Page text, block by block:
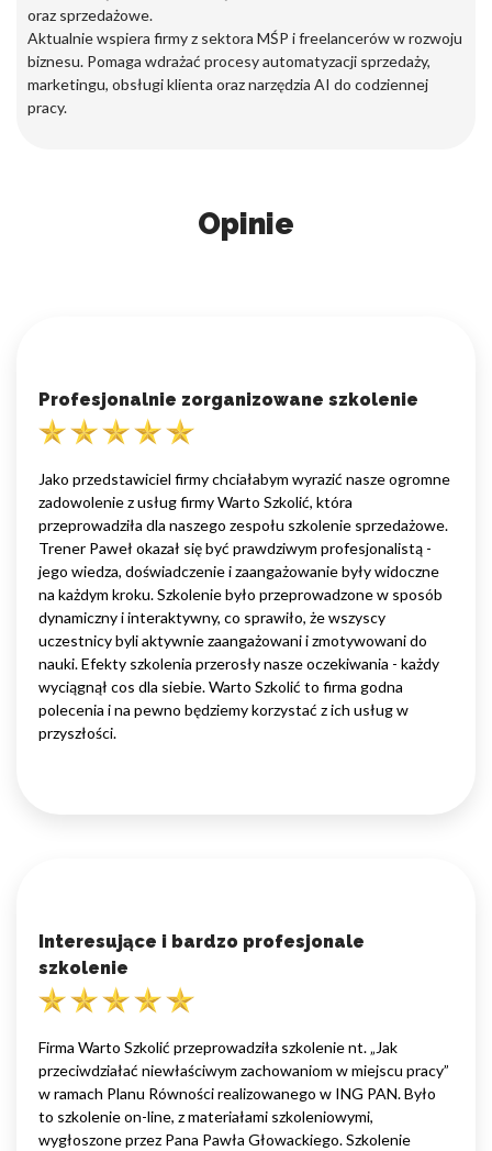
oraz sprzedażowe.
Aktualnie wspiera firmy z sektora MŚP i freelancerów w rozwoju
biznesu. Pomaga wdrażać procesy automatyzacji sprzedaży,
marketingu, obsługi klienta oraz narzędzia AI do codziennej
pracy.
Opinie
Profesjonalnie zorganizowane szkolenie
Jako przedstawiciel firmy chciałabym wyrazić nasze ogromne
zadowolenie z usług firmy Warto Szkolić, która
przeprowadziła dla naszego zespołu szkolenie sprzedażowe.
Trener Paweł okazał się być prawdziwym profesjonalistą -
jego wiedza, doświadczenie i zaangażowanie były widoczne
na każdym kroku. Szkolenie było przeprowadzone w sposób
dynamiczny i interaktywny, co sprawiło, że wszyscy
uczestnicy byli aktywnie zaangażowani i zmotywowani do
nauki. Efekty szkolenia przerosły nasze oczekiwania - każdy
wyciągnął cos dla siebie. Warto Szkolić to firma godna
polecenia i na pewno będziemy korzystać z ich usług w
przyszłości.
Interesujące i bardzo profesjonale
szkolenie
Firma Warto Szkolić przeprowadziła szkolenie nt. „Jak
przeciwdziałać niewłaściwym zachowaniom w miejscu pracy”
w ramach Planu Równości realizowanego w ING PAN. Było
to szkolenie on-line, z materiałami szkoleniowymi,
wygłoszone przez Pana Pawła Głowackiego. Szkolenie